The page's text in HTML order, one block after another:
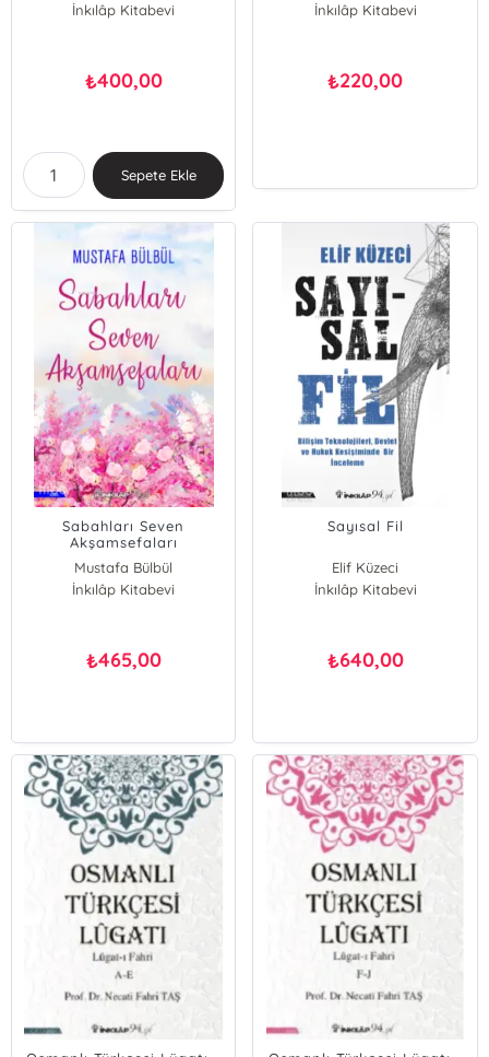
İnkılâp Kitabevi
₺400,00
Sepete Ekle
Celal Güzelses
İnkılâp Kitabevi
₺220,00
Sabahları Seven
Akşamsefaları
Mustafa Bülbül
İnkılâp Kitabevi
₺465,00
Sayısal Fil
Elif Küzeci
İnkılâp Kitabevi
₺640,00